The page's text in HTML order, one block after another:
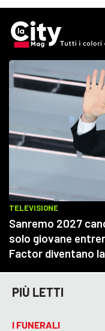
PIÙ LETTI
I FUNERALI